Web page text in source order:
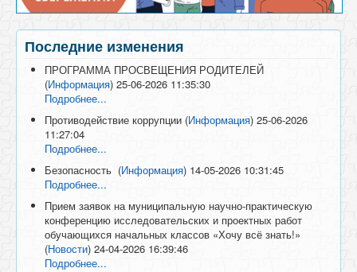
Последние изменения
ПРОГРАММА ПРОСВЕЩЕНИЯ РОДИТЕЛЕЙ
(Информация) 25-06-2026 11:35:30
Подробнее...
Противодействие коррупции (Информация) 25-06-2026
11:27:04
Подробнее...
Безопасность (Информация) 14-05-2026 10:31:45
Подробнее...
Прием заявок на муниципальную научно-практическую
конференцию исследовательских и проектных работ
обучающихся начальных классов «Хочу всё знать!»
(Новости) 24-04-2026 16:39:46
Подробнее...